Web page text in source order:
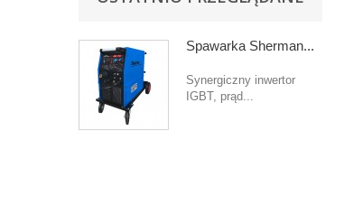
Spawarka Sherman...
Synergiczny inwertor
IGBT, prąd...